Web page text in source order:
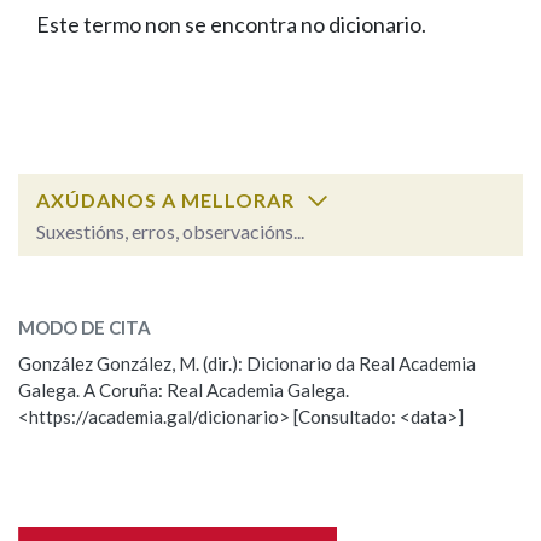
FIGURAS HOMENAXEADAS
PORTAL DAS PALABRAS
Facebook
TwitterYoutubeInstagram
Bluesky
BUSCAR NOS LEMAS
Remata por
BUSCAR NO CONTIDO
Nas definicións
Este termo non se encontra no dicionario.
AXÚDANOS A MELLORAR
Suxestións, erros, observacións...
Observación
Nome
MODO DE CITA
González González, M. (dir.): Dicionario da Real Academia
Galega. A Coruña: Real Academia Galega.
<https://academia.gal/dicionario> [Consultado: <data>]